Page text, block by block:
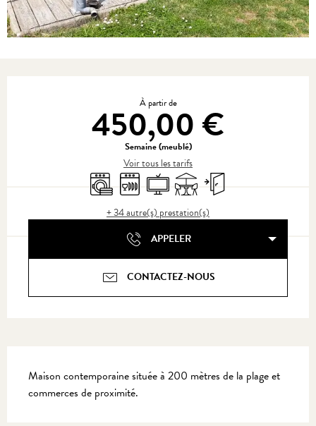
À partir de
450,00 €
Semaine (meublé)
Voir tous les tarifs
Lave lingeLave vaisselle
TélévisionTerrasseEntrée indépendante
+ 34 autre(s) prestation(s)
APPELER
CONTACTEZ-NOUS
Maison contemporaine située à 200 mètres de la plage et
commerces de proximité.